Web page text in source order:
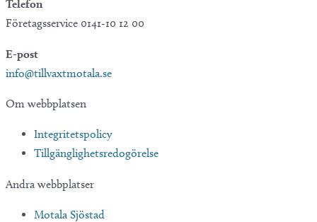
Telefon
Företagsservice 0141-10 12 00
E-post
info@tillvaxtmotala.se
Om webbplatsen
Integritetspolicy
Tillgänglighetsredogörelse
Andra webbplatser
Motala Sjöstad